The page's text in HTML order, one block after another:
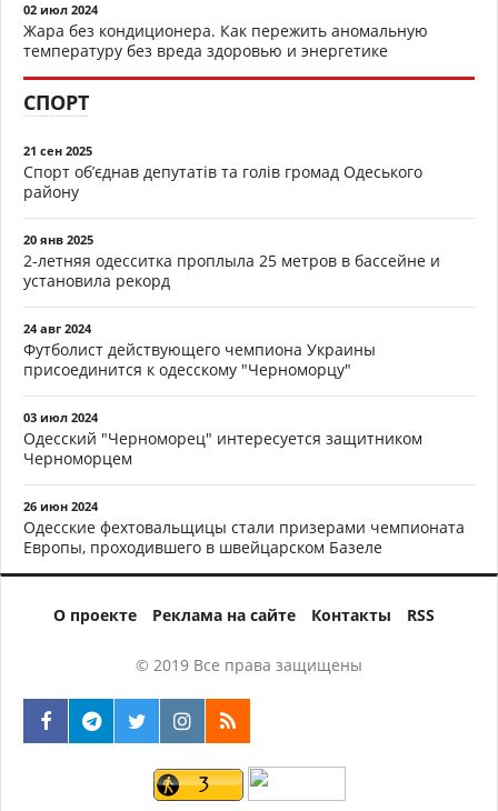
02 июл 2024
Жара без кондиционера. Как пережить аномальную
температуру без вреда здоровью и энергетике
СПОРТ
21 сен 2025
Спорт об’єднав депутатів та голів громад Одеського
району
20 янв 2025
2-летняя одесситка проплыла 25 метров в бассейне и
установила рекорд
24 авг 2024
Футболист действующего чемпиона Украины
присоединится к одесскому "Черноморцу"
03 июл 2024
Одесский "Черноморец" интересуется защитником
Черноморцем
26 июн 2024
Одесские фехтовальщицы стали призерами чемпионата
Европы, проходившего в швейцарском Базеле
О проекте Реклама на сайте Контакты RSS
© 2019 Все права защищены